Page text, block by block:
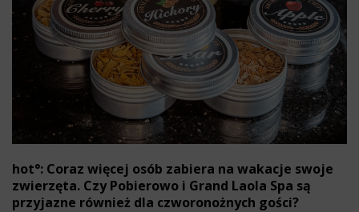
hot°: Coraz więcej osób zabiera na wakacje swoje
zwierzęta. Czy Pobierowo i Grand Laola Spa są
przyjazne również dla czworonożnych gości?